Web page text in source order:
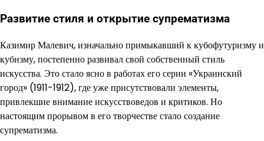
Развитие стиля и открытие супрематизма
Казимир Малевич, изначально примыкавший к кубофутуризму и
кубизму, постепенно развивал свой собственный стиль
искусства. Это стало ясно в работах его серии «Украинский
город» (1911-1912), где уже присутствовали элементы,
привлекшие внимание искусствоведов и критиков. Но
настоящим прорывом в его творчестве стало создание
супрематизма.